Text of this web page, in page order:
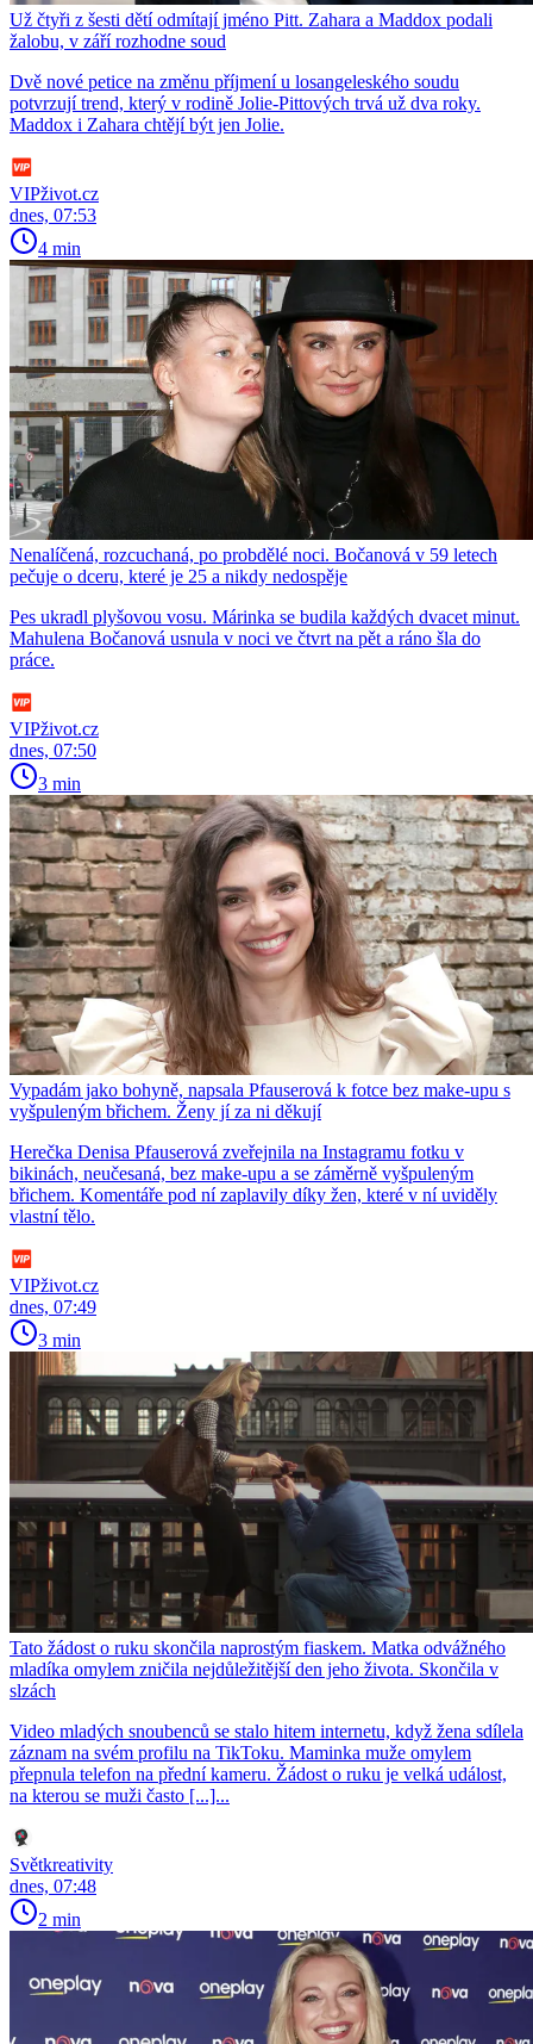
Už čtyři z šesti dětí odmítají jméno Pitt. Zahara a Maddox podali
žalobu, v září rozhodne soud
Dvě nové petice na změnu příjmení u losangeleského soudu
potvrzují trend, který v rodině Jolie-Pittových trvá už dva roky.
Maddox i Zahara chtějí být jen Jolie.
VIPživot.cz
dnes, 07:53
4 min
Nenalíčená, rozcuchaná, po probdělé noci. Bočanová v 59 letech
pečuje o dceru, které je 25 a nikdy nedospěje
Pes ukradl plyšovou vosu. Márinka se budila každých dvacet minut.
Mahulena Bočanová usnula v noci ve čtvrt na pět a ráno šla do
práce.
VIPživot.cz
dnes, 07:50
3 min
Vypadám jako bohyně, napsala Pfauserová k fotce bez make-upu s
vyšpuleným břichem. Ženy jí za ni děkují
Herečka Denisa Pfauserová zveřejnila na Instagramu fotku v
bikinách, neučesaná, bez make-upu a se záměrně vyšpuleným
břichem. Komentáře pod ní zaplavily díky žen, které v ní uviděly
vlastní tělo.
VIPživot.cz
dnes, 07:49
3 min
Tato žádost o ruku skončila naprostým fiaskem. Matka odvážného
mladíka omylem zničila nejdůležitější den jeho života. Skončila v
slzách
Video mladých snoubenců se stalo hitem internetu, když žena sdílela
záznam na svém profilu na TikToku. Maminka muže omylem
přepnula telefon na přední kameru. Žádost o ruku je velká událost,
na kterou se muži často [...]...
Světkreativity
dnes, 07:48
2 min